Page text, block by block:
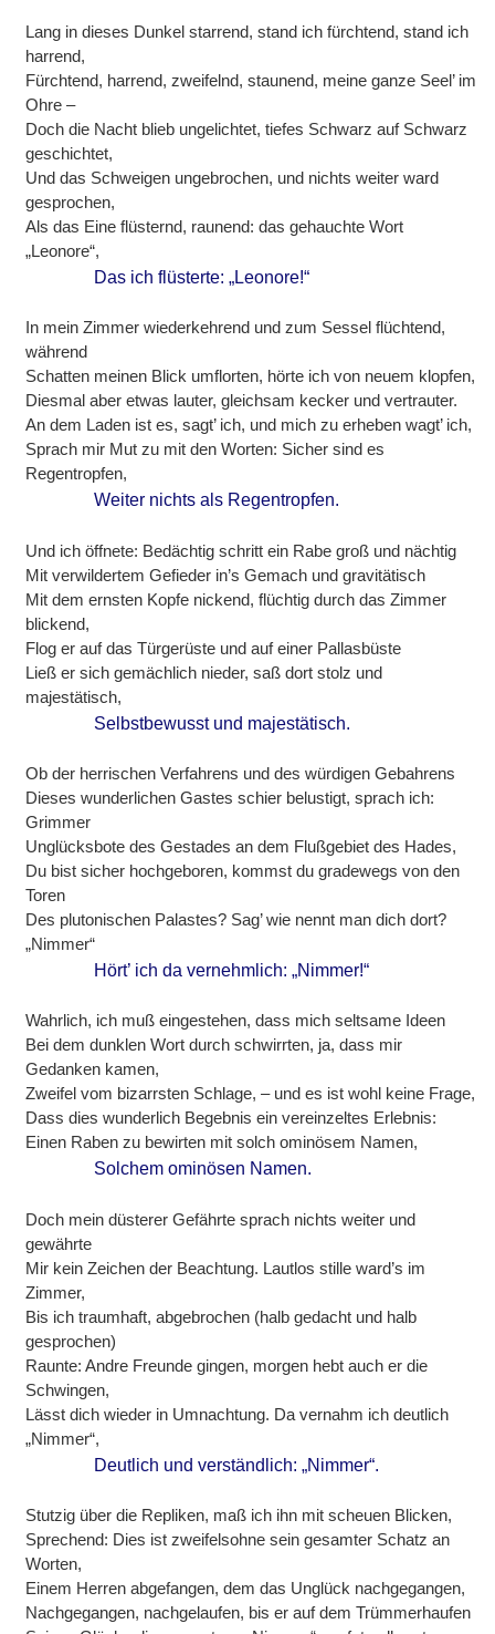
Lang in dieses Dunkel starrend, stand ich fürchtend, stand ich
harrend,
Fürchtend, harrend, zweifelnd, staunend, meine ganze Seel’ im
Ohre –
Doch die Nacht blieb ungelichtet, tiefes Schwarz auf Schwarz
geschichtet,
Und das Schweigen ungebrochen, und nichts weiter ward
gesprochen,
Als das Eine flüsternd, raunend: das gehauchte Wort
„Leonore“,
Das ich flüsterte: „Leonore!“
In mein Zimmer wiederkehrend und zum Sessel flüchtend,
während
Schatten meinen Blick umflorten, hörte ich von neuem klopfen,
Diesmal aber etwas lauter, gleichsam kecker und vertrauter.
An dem Laden ist es, sagt’ ich, und mich zu erheben wagt’ ich,
Sprach mir Mut zu mit den Worten: Sicher sind es
Regentropfen,
Weiter nichts als Regentropfen.
Und ich öffnete: Bedächtig schritt ein Rabe groß und nächtig
Mit verwildertem Gefieder in’s Gemach und gravitätisch
Mit dem ernsten Kopfe nickend, flüchtig durch das Zimmer
blickend,
Flog er auf das Türgerüste und auf einer Pallasbüste
Ließ er sich gemächlich nieder, saß dort stolz und
majestätisch,
Selbstbewusst und majestätisch.
Ob der herrischen Verfahrens und des würdigen Gebahrens
Dieses wunderlichen Gastes schier belustigt, sprach ich:
Grimmer
Unglücksbote des Gestades an dem Flußgebiet des Hades,
Du bist sicher hochgeboren, kommst du gradewegs von den
Toren
Des plutonischen Palastes? Sag’ wie nennt man dich dort?
„Nimmer“
Hört’ ich da vernehmlich: „Nimmer!“
Wahrlich, ich muß eingestehen, dass mich seltsame Ideen
Bei dem dunklen Wort durch schwirrten, ja, dass mir
Gedanken kamen,
Zweifel vom bizarrsten Schlage, – und es ist wohl keine Frage,
Dass dies wunderlich Begebnis ein vereinzeltes Erlebnis:
Einen Raben zu bewirten mit solch ominösem Namen,
Solchem ominösen Namen.
Doch mein düsterer Gefährte sprach nichts weiter und
gewährte
Mir kein Zeichen der Beachtung. Lautlos stille ward’s im
Zimmer,
Bis ich traumhaft, abgebrochen (halb gedacht und halb
gesprochen)
Raunte: Andre Freunde gingen, morgen hebt auch er die
Schwingen,
Lässt dich wieder in Umnachtung. Da vernahm ich deutlich
„Nimmer“,
Deutlich und verständlich: „Nimmer“.
Stutzig über die Repliken, maß ich ihn mit scheuen Blicken,
Sprechend: Dies ist zweifelsohne sein gesamter Schatz an
Worten,
Einem Herren abgefangen, dem das Unglück nachgegangen,
Nachgegangen, nachgelaufen, bis er auf dem Trümmerhaufen